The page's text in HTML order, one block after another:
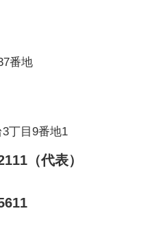
番地
丁目9番地1
（代表）